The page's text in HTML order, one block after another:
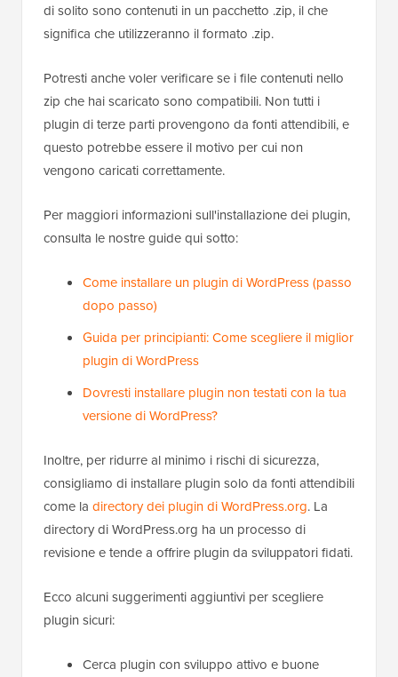
di solito sono contenuti in un pacchetto .zip, il che
significa che utilizzeranno il formato .zip.
Potresti anche voler verificare se i file contenuti nello
zip che hai scaricato sono compatibili. Non tutti i
plugin di terze parti provengono da fonti attendibili, e
questo potrebbe essere il motivo per cui non
vengono caricati correttamente.
Per maggiori informazioni sull'installazione dei plugin,
consulta le nostre guide qui sotto:
Come installare un plugin di WordPress (passo
dopo passo)
Guida per principianti: Come scegliere il miglior
plugin di WordPress
Dovresti installare plugin non testati con la tua
versione di WordPress?
Inoltre, per ridurre al minimo i rischi di sicurezza,
consigliamo di installare plugin solo da fonti attendibili
come la directory dei plugin di WordPress.org. La
directory di WordPress.org ha un processo di
revisione e tende a offrire plugin da sviluppatori fidati.
Ecco alcuni suggerimenti aggiuntivi per scegliere
plugin sicuri:
Cerca plugin con sviluppo attivo e buone